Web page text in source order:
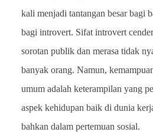
kali menjadi tantangan besar bagi
bagi introvert. Sifat introvert
sorotan publik dan merasa tidak
banyak orang. Namun,
umum adalah keterampilan yang
aspek kehidupan baik di dunia
bahkan dalam pertemuan sosial.